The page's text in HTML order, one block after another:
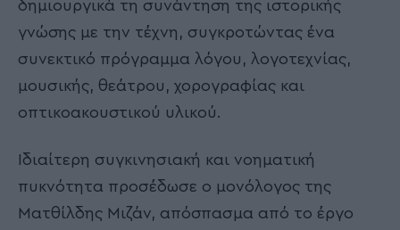
δημιουργικά τη συνάντηση της ιστορικής
γνώσης με την τέχνη, συγκροτώντας ένα
συνεκτικό πρόγραμμα λόγου, λογοτεχνίας,
μουσικής, θεάτρου, χορογραφίας και
οπτικοακουστικού υλικού.
Ιδιαίτερη συγκινησιακή και νοηματική
πυκνότητα προσέδωσε ο μονόλογος της
Ματθίλδης Μιζάν, απόσπασμα από το έργο